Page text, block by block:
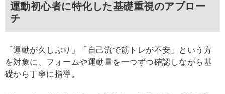
運動初心者に特化した基礎重視のアプロー
チ
「運動が久しぶり」「自己流で筋トレが不安」という方
を対象に、フォームや運動量を一つずつ確認しながら基
礎から丁寧に指導。